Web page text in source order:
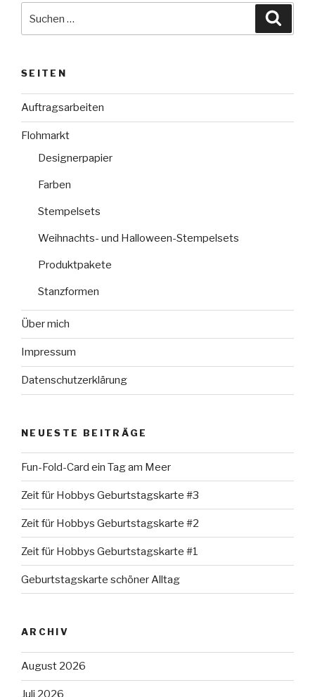
nach:
SEITEN
Auftragsarbeiten
Flohmarkt
Designerpapier
Farben
Stempelsets
Weihnachts- und Halloween-Stempelsets
Produktpakete
Stanzformen
Über mich
Impressum
Datenschutzerklärung
NEUESTE BEITRÄGE
Fun-Fold-Card ein Tag am Meer
Zeit für Hobbys Geburtstagskarte #3
Zeit für Hobbys Geburtstagskarte #2
Zeit für Hobbys Geburtstagskarte #1
Geburtstagskarte schöner Alltag
ARCHIV
August 2026
Juli 2026